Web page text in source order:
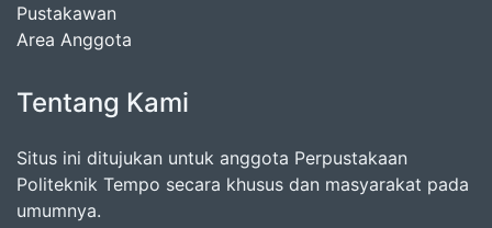
Pustakawan
Area Anggota
Tentang Kami
Situs ini ditujukan untuk anggota Perpustakaan
Politeknik Tempo secara khusus dan masyarakat pada
umumnya.